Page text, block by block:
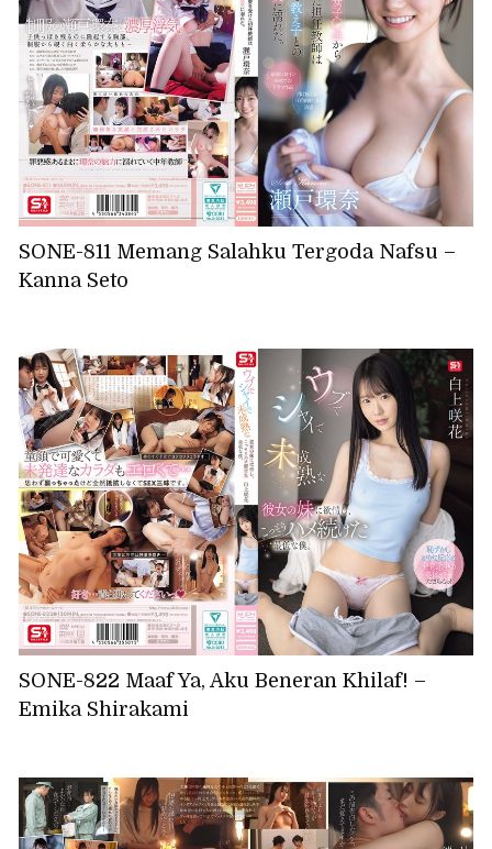
SONE-811 Memang Salahku Tergoda Nafsu –
Kanna Seto
SONE-822 Maaf Ya, Aku Beneran Khilaf! –
Emika Shirakami